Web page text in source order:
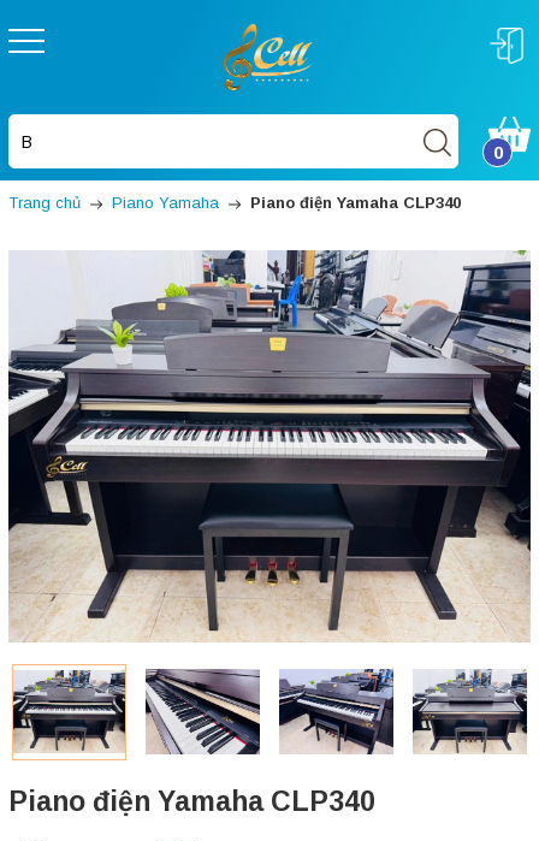
0
Trang chủ Piano Yamaha Piano điện Yamaha CLP340
Piano điện Yamaha CLP340